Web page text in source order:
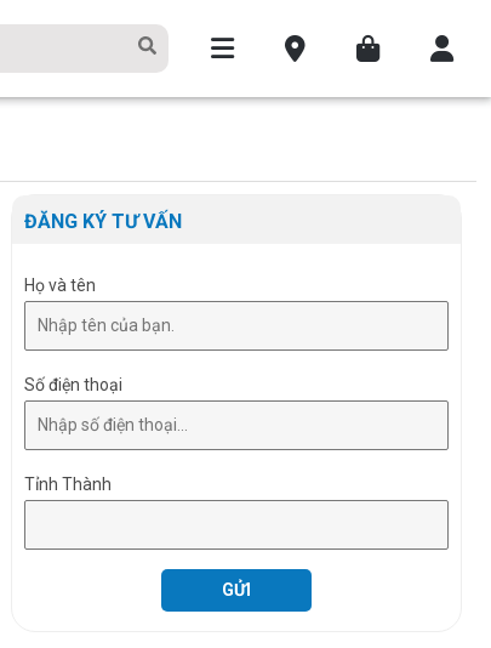
ĐĂNG KÝ TƯ VẤN
Họ và tên
Số điện thoại
Tỉnh Thành